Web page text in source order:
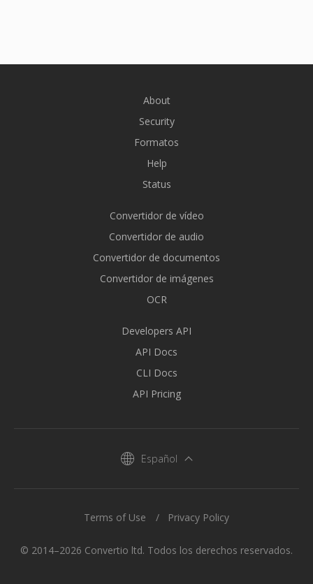
About
Security
Formatos
Help
Status
Convertidor de vídeo
Convertidor de audio
Convertidor de documentos
Convertidor de imágenes
OCR
Developers API
API Docs
CLI Docs
API Pricing
Español
© 2014–2026 Convertio ltd. Todos los derechos reservados.
Terms of Use Privacy Policy